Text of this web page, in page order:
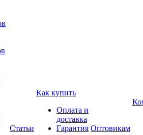
Статьи
Как купить
Оплата и
доставка
Гарантия Оптовикам